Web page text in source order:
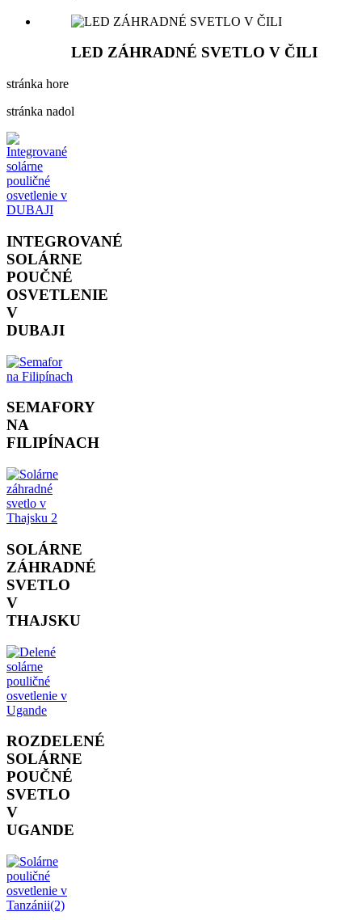
LED ZÁHRADNÉ SVETLO V ČILI
stránka hore
stránka nadol
INTEGROVANÉ
SOLÁRNE
POUČNÉ
OSVETLENIE
V
DUBAJI
SEMAFORY
NA
FILIPÍNACH
SOLÁRNE
ZÁHRADNÉ
SVETLO
V
THAJSKU
ROZDELENÉ
SOLÁRNE
POUČNÉ
SVETLO
V
UGANDE